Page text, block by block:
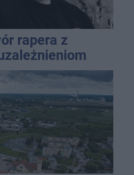
rapera z